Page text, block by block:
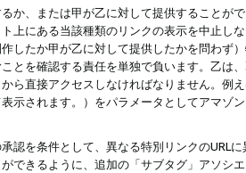
か、または甲が乙に対して提供することが
上にある当該種類のリンクの表示を中止し
したか甲が乙に対して提供したかを問わず
とを確認する責任を単独で負います。乙は
ら直接アクセスしなければなりません。例
示されます。）をパラメータとしてアマゾ
認を条件として、異なる特別リンクのURL
できるように、追加の「サブタグ」アソシ